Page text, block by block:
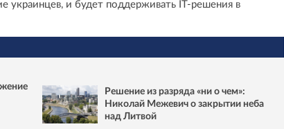
украинцев, и будет поддерживать IT-решения в
Решение из разряда «ни о чем»:
Николай Межевич о закрытии неба
над Литвой